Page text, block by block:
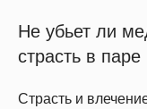
Не убьет ли
страсть в паре
Страсть и